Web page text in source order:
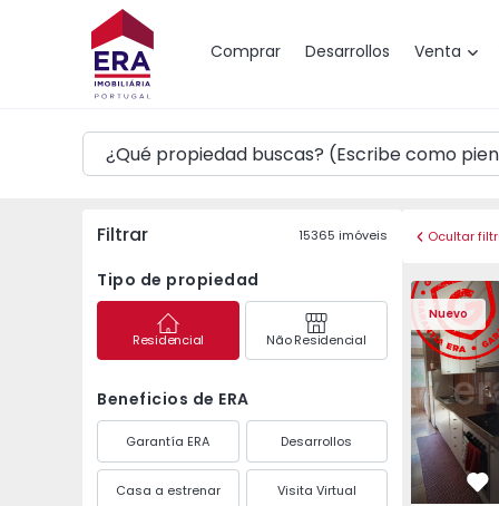
Comprar Desarrollos Venta
Mapa
Filtrar 15365 imóveis
Tipo de propiedad
Residencial Não Residencial
Beneficios de ERA
Garantía ERA Desarrollos
Casa a estrenar Visita Virtual
Ocultar
Nuevo
Apartamento T3